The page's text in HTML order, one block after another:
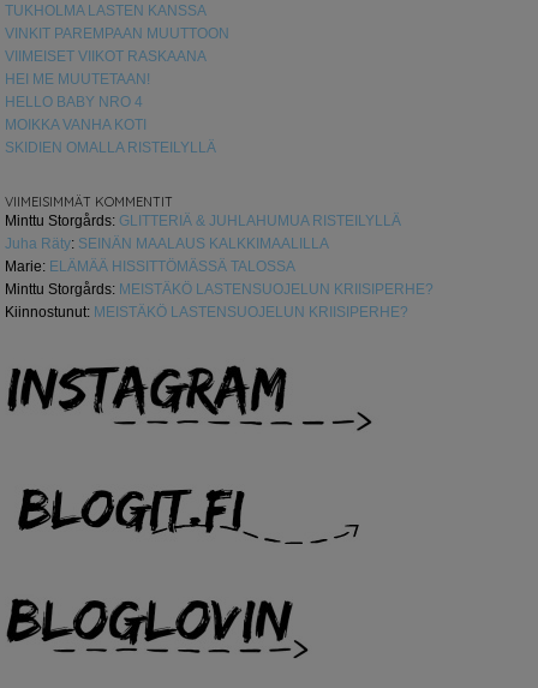
TUKHOLMA LASTEN KANSSA
VINKIT PAREMPAAN MUUTTOON
VIIMEISET VIIKOT RASKAANA
HEI ME MUUTETAAN!
HELLO BABY NRO 4
MOIKKA VANHA KOTI
SKIDIEN OMALLA RISTEILYLLÄ
VIIMEISIMMÄT KOMMENTIT
Minttu Storgårds: GLITTERIÄ & JUHLAHUMUA RISTEILYLLÄ
Juha Räty: SEINÄN MAALAUS KALKKIMAALILLA
Marie: ELÄMÄÄ HISSITTÖMÄSSÄ TALOSSA
Minttu Storgårds: MEISTÄKÖ LASTENSUOJELUN KRIISIPERHE?
Kiinnostunut: MEISTÄKÖ LASTENSUOJELUN KRIISIPERHE?